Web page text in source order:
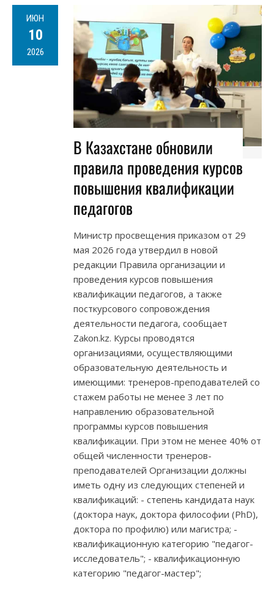
ИЮН
10
2026
В Казахстане обновили
правила проведения курсов
повышения квалификации
педагогов
Министр просвещения приказом от 29
мая 2026 года утвердил в новой
редакции Правила организации и
проведения курсов повышения
квалификации педагогов, а также
посткурсового сопровождения
деятельности педагога, сообщает
Zakon.kz. Курсы проводятся
организациями, осуществляющими
образовательную деятельность и
имеющими: тренеров-преподавателей со
стажем работы не менее 3 лет по
направлению образовательной
программы курсов повышения
квалификации. При этом не менее 40% от
общей численности тренеров-
преподавателей Организации должны
иметь одну из следующих степеней и
квалификаций: - степень кандидата наук
(доктора наук, доктора философии (PhD),
доктора по профилю) или магистра; -
квалификационную категорию "педагог-
исследователь"; - квалификационную
категорию "педагог-мастер";